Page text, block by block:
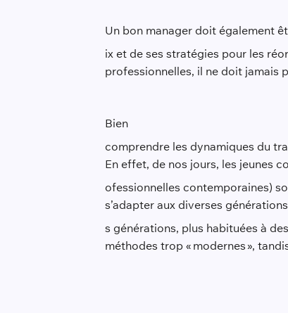
Un bon manager doit également
ix et de ses stratégies pour les
professionnelles, il ne doit jamais
Bien
comprendre les dynamiques du
En effet, de nos jours, les jeunes
ofessionnelles contemporaines)
s’adapter aux diverses
s générations, plus habituées à
méthodes trop « modernes »,